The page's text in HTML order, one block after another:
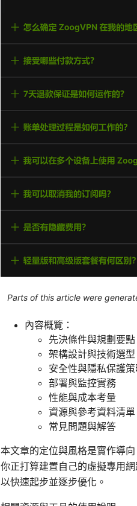
Parts of this article were
內容概覽：
先決條件與規劃要點
架構設計與技術選型
安全性與隱私保護
部署與監控實務
性能與成本考量
資源與參考資料清單
常見問題與解答
本文章的定位與風格是實作導
你正打算建置自己的虛擬專用
以快速起步並逐步優化。